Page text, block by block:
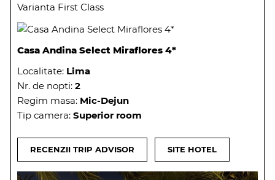
Varianta First Class
Casa Andina Select Miraflores 4*
Localitate: Lima
Nr. de nopti: 2
Regim masa: Mic-Dejun
Tip camera: Superior room
RECENZII TRIP ADVISOR SITE HOTEL